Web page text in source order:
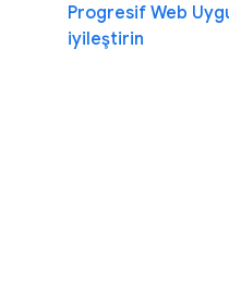
Progresif Web
iyileştirin